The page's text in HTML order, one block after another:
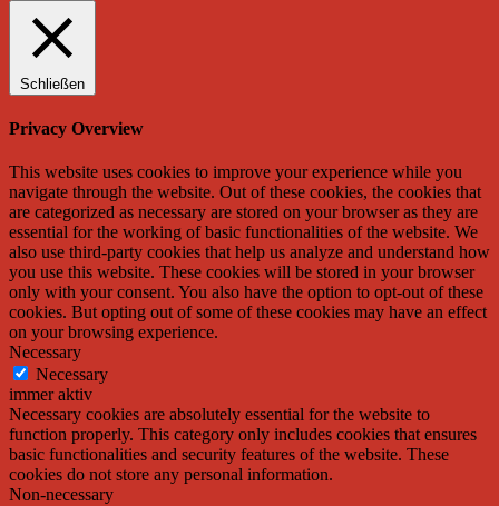
Schließen
Privacy Overview
This website uses cookies to improve your experience while you
navigate through the website. Out of these cookies, the cookies that
are categorized as necessary are stored on your browser as they are
essential for the working of basic functionalities of the website. We
also use third-party cookies that help us analyze and understand how
you use this website. These cookies will be stored in your browser
only with your consent. You also have the option to opt-out of these
cookies. But opting out of some of these cookies may have an effect
on your browsing experience.
Necessary
Necessary
immer aktiv
Necessary cookies are absolutely essential for the website to
function properly. This category only includes cookies that ensures
basic functionalities and security features of the website. These
cookies do not store any personal information.
Non-necessary